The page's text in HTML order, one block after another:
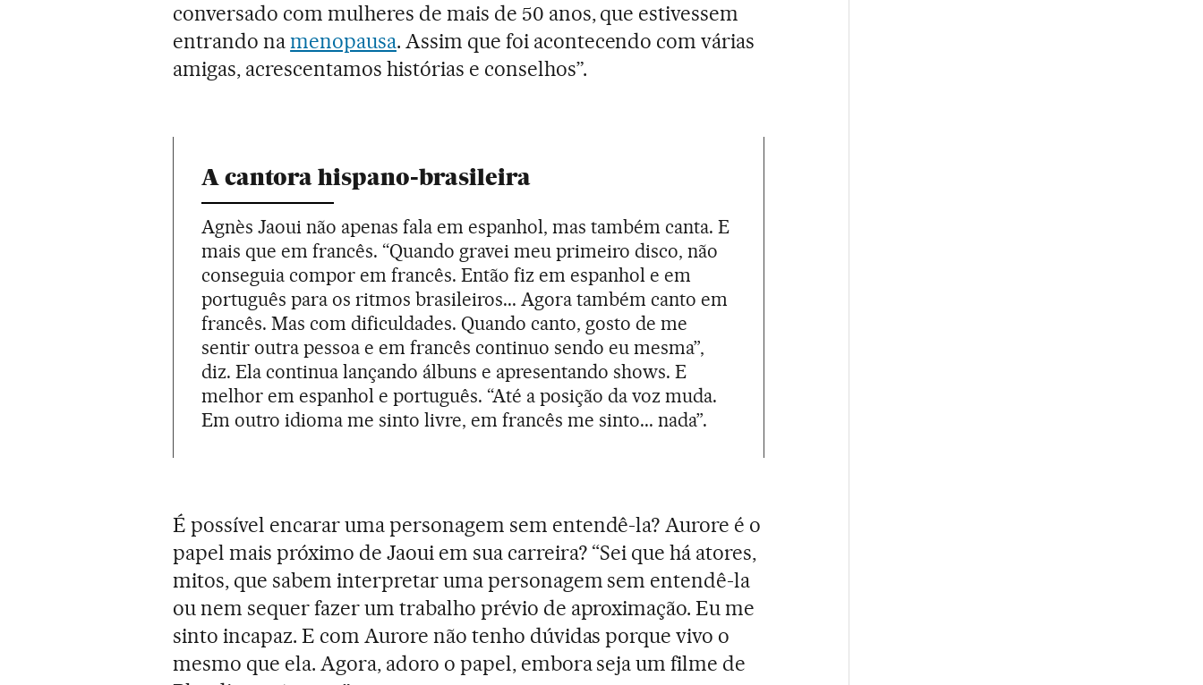
conversado com mulheres de mais de 50 anos, que estivessem
entrando namenopausa. Assim que foi acontecendo com várias
amigas, acrescentamos histórias e conselhos”.
A cantora hispano-brasileira
Agnès Jaoui não apenas fala em espanhol, mas também canta. E
mais que em francês. “Quando gravei meu primeiro disco, não
conseguia compor em francês. Então fiz em espanhol e em
português para os ritmos brasileiros... Agora também canto em
francês. Mas com dificuldades. Quando canto, gosto de me
sentir outra pessoa e em francês continuo sendo eu mesma”,
diz. Ela continua lançando álbuns e apresentando shows. E
melhor em espanhol e português. “Até a posição da voz muda.
Em outro idioma me sinto livre, em francês me sinto... nada”.
É possível encarar uma personagem sem entendê-la? Aurore é o
papel mais próximo de Jaoui em sua carreira? “Sei que há atores,
mitos, que sabem interpretar uma personagem sem entendê-la
ou nem sequer fazer um trabalho prévio de aproximação. Eu me
sinto incapaz. E com Aurore não tenho dúvidas porque vivo o
mesmo que ela. Agora, adoro o papel, embora seja um filme de